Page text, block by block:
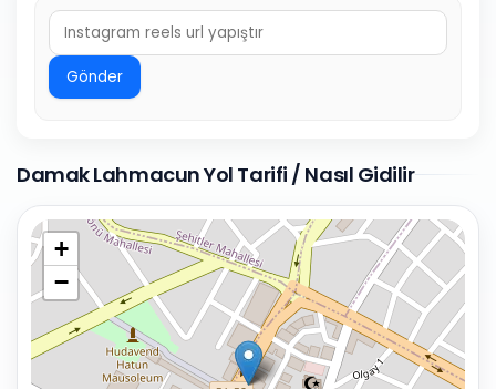
Gönder
Damak Lahmacun Yol Tarifi / Nasıl Gidilir
+
−